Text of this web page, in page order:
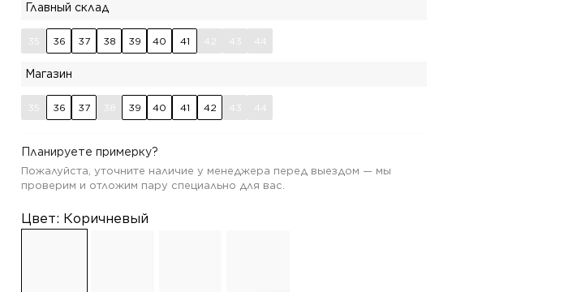
Главный склад
35 36 37 38 39 40 41 42 43 44
Магазин
35 36 37 38 39 40 41 42 43 44
Планируете примерку?
Пожалуйста, уточните наличие у менеджера перед выездом — мы
проверим и отложим пару специально для вас.
Цвет: Коричневый